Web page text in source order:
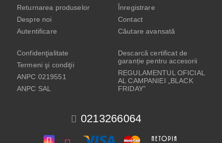
0213266064
Returnarea produselor
Despre noi
Autentificare
Înregistrare
Contact
Căutare avansată
Confidenţialitate
Termeni şi condiţii
ANPC 0219551
ANPC SAL
Descarcă certificat de
garanție pentru accesorii
REGULAMENTUL OFICIAL
AL CAMPANIEI „BLACK
FRIDAY”